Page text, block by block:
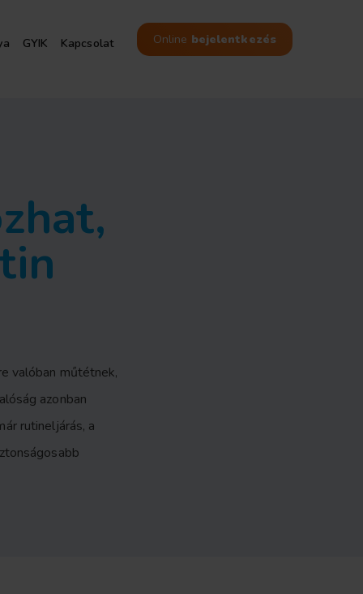
GYIK Kapcsolat Online bejelentkezés
valóban műtétnek,
azonban
rutineljárás, a